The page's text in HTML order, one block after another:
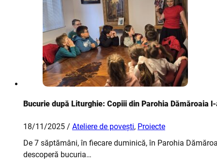
Bucurie după Liturghie: Copiii din Parohia Dămăroaia
18/11/2025 / Ateliere de povești, Proiecte
De 7 săptămâni, în fiecare duminică, în Parohia
descoperă bucuria…